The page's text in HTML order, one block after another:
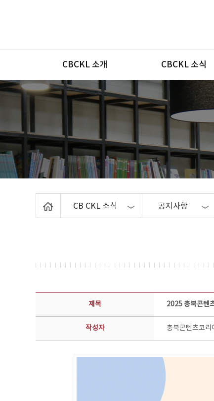
메뉴
CBCKL 소개 CBCKL 소식
CB CKL 소식 공지사항
공지사항 상세보기 - 제목, 담당부서, 담당자, 담당연락처, 내용, 첨부파일 정보 제공
제목 2025 충북콘텐
작성자 충북콘텐츠코리